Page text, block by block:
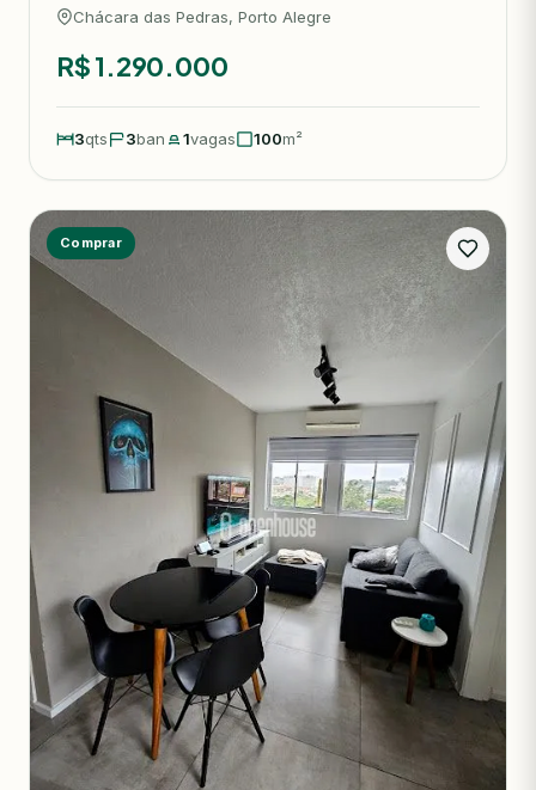
Chácara das Pedras, Porto Alegre
R$ 1.290.000
3qts 3ban 1vagas 100m²
Comprar